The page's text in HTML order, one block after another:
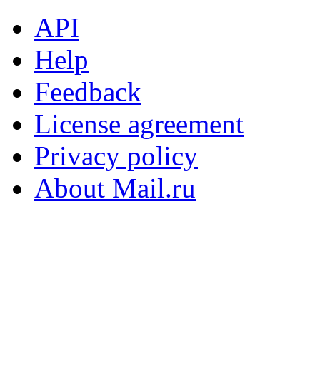
API
Help
Feedback
License agreement
Privacy policy
About Mail.ru